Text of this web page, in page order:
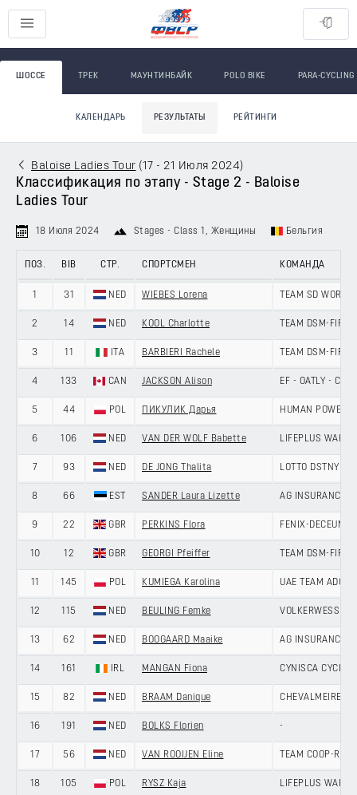
ШОССЕ ТРЕК МАУНТИНБАЙК POLO BIKE PARA-CYCLING
КАЛЕНДАРЬ РЕЗУЛЬТАТЫ РЕЙТИНГИ
Baloise Ladies Tour (17 - 21 Июля 2024)
Классификация по этапу - Stage 2 - Baloise
Ladies Tour
18 Июля 2024 Stages - Class 1 , Женщины Бельгия
ПОЗ. BIB СТР. СПОРТСМЕН КОМАНДА
1 31 NED WIEBES Lorena TEAM SD WORX
2 14 NED KOOL Charlotte TEAM DSM-
3 11 ITA BARBIERI Rachele TEAM DSM-
4 133 CAN JACKSON Alison EF - OATLY -
5 44 POL ПИКУЛИК Дарья HUMAN
6 106 NED VAN DER WOLF Babette LIFEPLUS WAHOO
7 93 NED DE JONG Thalita LOTTO DSTNY
8 66 EST SANDER Laura Lizette AG INSURANCE -
9 22 GBR PERKINS Flora FENIX-
10 12 GBR GEORGI Pfeiffer TEAM DSM-
11 145 POL KUMIEGA Karolina UAE TEAM ADQ
12 115 NED BEULING Femke
13 62 NED BOOGAARD Maaike AG INSURANCE -
14 161 IRL MANGAN Fiona CYNISCA
15 82 NED BRAAM Danique CHEVALMEIRE
16 191 NED BOLKS Florien -
17 56 NED VAN ROOIJEN Eline TEAM COOP-
18 105 POL RYSZ Kaja LIFEPLUS WAHOO